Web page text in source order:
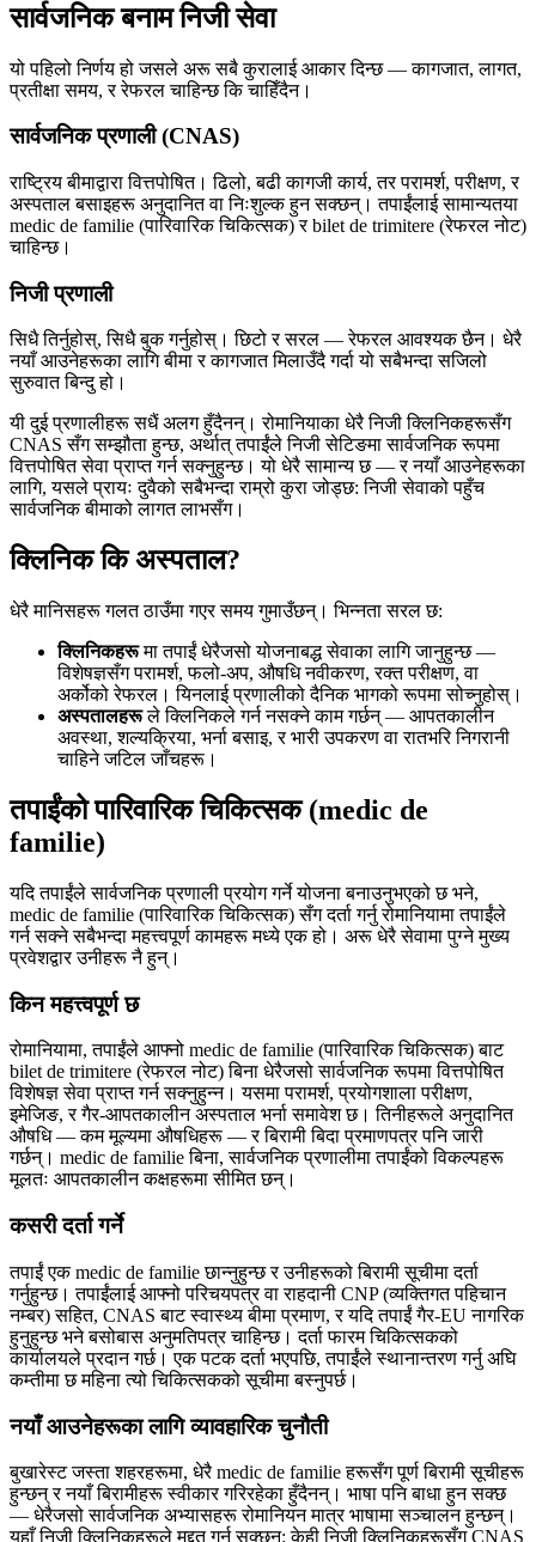
सार्वजनिक बनाम निजी सेवा
यो पहिलो निर्णय हो जसले अरू सबै कुरालाई आकार दिन्छ — कागजात, लागत,
प्रतीक्षा समय, र रेफरल चाहिन्छ कि चाहिँदैन।
सार्वजनिक प्रणाली (CNAS)
राष्ट्रिय बीमाद्वारा वित्तपोषित। ढिलो, बढी कागजी कार्य, तर परामर्श, परीक्षण, र
अस्पताल बसाइहरू अनुदानित वा निःशुल्क हुन सक्छन्। तपाईंलाई सामान्यतया
medic de familie (पारिवारिक चिकित्सक) र bilet de trimitere (रेफरल नोट)
चाहिन्छ।
निजी प्रणाली
सिधै तिर्नुहोस्, सिधै बुक गर्नुहोस्। छिटो र सरल — रेफरल आवश्यक छैन। धेरै
नयाँ आउनेहरूका लागि बीमा र कागजात मिलाउँदै गर्दा यो सबैभन्दा सजिलो
सुरुवात बिन्दु हो।
यी दुई प्रणालीहरू सधैं अलग हुँदैनन्। रोमानियाका धेरै निजी क्लिनिकहरूसँग
CNAS सँग सम्झौता हुन्छ, अर्थात् तपाईंले निजी सेटिङमा सार्वजनिक रूपमा
वित्तपोषित सेवा प्राप्त गर्न सक्नुहुन्छ। यो धेरै सामान्य छ — र नयाँ आउनेहरूका
लागि, यसले प्रायः दुवैको सबैभन्दा राम्रो कुरा जोड्छ: निजी सेवाको पहुँच
सार्वजनिक बीमाको लागत लाभसँग।
क्लिनिक कि अस्पताल?
धेरै मानिसहरू गलत ठाउँमा गएर समय गुमाउँछन्। भिन्नता सरल छ:
क्लिनिकहरूमा तपाईं धेरैजसो योजनाबद्ध सेवाका लागि जानुहुन्छ —
विशेषज्ञसँग परामर्श, फलो-अप, औषधि नवीकरण, रक्त परीक्षण, वा
अर्कोको रेफरल। यिनलाई प्रणालीको दैनिक भागको रूपमा सोच्नुहोस्।
अस्पतालहरूले क्लिनिकले गर्न नसक्ने काम गर्छन् — आपतकालीन
अवस्था, शल्यक्रिया, भर्ना बसाइ, र भारी उपकरण वा रातभरि निगरानी
चाहिने जटिल जाँचहरू।
तपाईंको पारिवारिक चिकित्सक (medic de
familie)
यदि तपाईंले सार्वजनिक प्रणाली प्रयोग गर्ने योजना बनाउनुभएको छ भने,
medic de familie (पारिवारिक चिकित्सक) सँग दर्ता गर्नु रोमानियामा तपाईंले
गर्न सक्ने सबैभन्दा महत्त्वपूर्ण कामहरू मध्ये एक हो। अरू धेरै सेवामा पुग्ने मुख्य
प्रवेशद्वार उनीहरू नै हुन्।
किन महत्त्वपूर्ण छ
रोमानियामा, तपाईंले आफ्नो medic de familie (पारिवारिक चिकित्सक) बाट
bilet de trimitere (रेफरल नोट) बिना धेरैजसो सार्वजनिक रूपमा वित्तपोषित
विशेषज्ञ सेवा प्राप्त गर्न सक्नुहुन्न। यसमा परामर्श, प्रयोगशाला परीक्षण,
इमेजिङ, र गैर-आपतकालीन अस्पताल भर्ना समावेश छ। तिनीहरूले अनुदानित
औषधि — कम मूल्यमा औषधिहरू — र बिरामी बिदा प्रमाणपत्र पनि जारी
गर्छन्। medic de familie बिना, सार्वजनिक प्रणालीमा तपाईंको विकल्पहरू
मूलतः आपतकालीन कक्षहरूमा सीमित छन्।
कसरी दर्ता गर्ने
तपाईं एक medic de familie छान्नुहुन्छ र उनीहरूको बिरामी सूचीमा दर्ता
गर्नुहुन्छ। तपाईंलाई आफ्नो परिचयपत्र वा राहदानी CNP (व्यक्तिगत पहिचान
नम्बर) सहित, CNAS बाट स्वास्थ्य बीमा प्रमाण, र यदि तपाईं गैर-EU नागरिक
हुनुहुन्छ भने बसोबास अनुमतिपत्र चाहिन्छ। दर्ता फारम चिकित्सकको
कार्यालयले प्रदान गर्छ। एक पटक दर्ता भएपछि, तपाईंले स्थानान्तरण गर्नु अघि
कम्तीमा छ महिना त्यो चिकित्सकको सूचीमा बस्नुपर्छ।
नयाँ आउनेहरूका लागि व्यावहारिक चुनौती
बुखारेस्ट जस्ता शहरहरूमा, धेरै medic de familie हरूसँग पूर्ण बिरामी सूचीहरू
हुन्छन् र नयाँ बिरामीहरू स्वीकार गरिरहेका हुँदैनन्। भाषा पनि बाधा हुन सक्छ
— धेरैजसो सार्वजनिक अभ्यासहरू रोमानियन मात्र भाषामा सञ्चालन हुन्छन्।
यहाँ निजी क्लिनिकहरूले मद्दत गर्न सक्छन्: केही निजी क्लिनिकहरूसँग CNAS